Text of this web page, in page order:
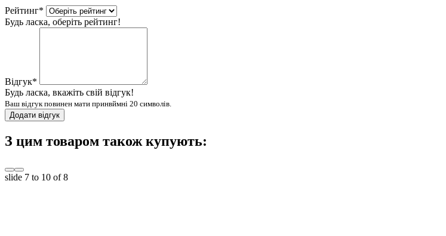
Рейтинг*
Будь ласка, оберіть рейтинг!
Відгук*
Будь ласка, вкажіть свій відгук!
Ваш відгук повинен мати принвймні 20 символів.
Додати відгук
З цим товаром також купують:
slide 7 to 10 of 8